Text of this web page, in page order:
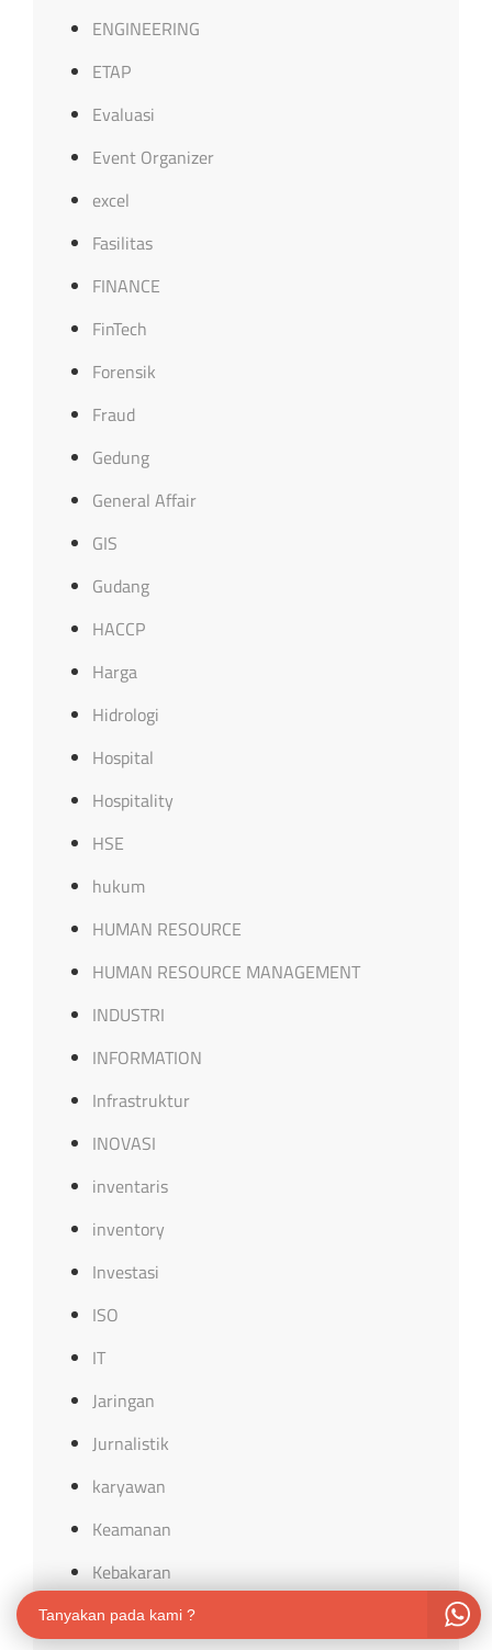
ENGINEERING
ETAP
Evaluasi
Event Organizer
excel
Fasilitas
FINANCE
FinTech
Forensik
Fraud
Gedung
General Affair
GIS
Gudang
HACCP
Harga
Hidrologi
Hospital
Hospitality
HSE
hukum
HUMAN RESOURCE
HUMAN RESOURCE MANAGEMENT
INDUSTRI
INFORMATION
Infrastruktur
INOVASI
inventaris
inventory
Investasi
ISO
IT
Jaringan
Jurnalistik
karyawan
Keamanan
Kebakaran
Kebumian
Tanyakan pada kami ?